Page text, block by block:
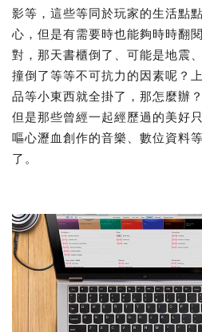
影等，這些等同於玩家的生活點
心，但是有需要時也能夠時時翻
對，那天書櫃倒了、可能是地震
撞倒了等等不可抗力的因素呢？
品等小東西就全掛了，那怎麼辦
但是那些曾經一起經歷過的美好
嘔心瀝血創作的音樂、數位資料
了。